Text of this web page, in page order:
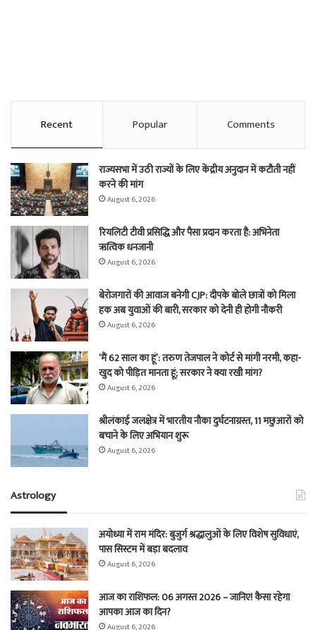
Recent Popular Comments
राज्यसभा में उठी राज्यों के लिए केंद्रीय अनुदान में कटौती नहीं
करने की मांग
August 6, 2026
रियलिटी टीवी प्रसिद्धि और पैसा प्रदान करता है: अभिनेता
ऋत्विक धनजानी
August 6, 2026
बेरोजगारों की आवाज बनेगी CJP: दीपके बोले छात्रों को मिला
हक अब युवाओं की बारी, सरकार को देनी ही होगी नौकरी
August 6, 2026
‘मैं 62 साल का हूं’: तरुण तेजपाल ने कोर्ट से मांगी नरमी, कहा-
खुद को पीड़ित मानता हूं; सरकार ने क्या रखी मांग?
August 6, 2026
श्रीलंकाई जलक्षेत्र में भारतीय नौका दुर्घटनाग्रस्त, 11 मछुआरों को
बचाने के लिए अभियान शुरू
August 6, 2026
Astrology
अयोध्या में राम मंदिर: बुजुर्ग श्रद्धालुओं के लिए विशेष सुविधाएं,
पास सिस्टम में बड़ा बदलाव
August 6, 2026
आज का राशिफल: 06 अगस्त 2026 – जानिए! कैसा रहेगा
आपका आज का दिन?
August 6, 2026